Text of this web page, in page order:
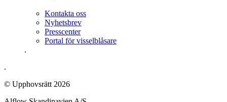
Kontakta oss
Nyhetsbrev
Presscenter
Portal för visselblåsare
.
.
© Upphovsrätt 2026